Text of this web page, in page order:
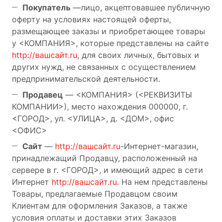
Покупатель —лицо, акцептовавшее публичную
оферту на условиях настоящей оферты,
размещающее заказы и приобретающее товары
у <КОМПАНИЯ>, которые представлены на сайте
http://вашсайт.ru, для своих личных, бытовых и
других нужд, не связанных с осуществлением
предпринимательской деятельности.
Продавец — <КОМПАНИЯ> (<РЕКВИЗИТЫ
КОМПАНИИ>), место нахождения 000000, г.
<ГОРОД>, ул. <УЛИЦА>, д. <ДОМ>, офис
<ОФИС>
Сайт — http://вашсайт.ru-Интернет-магазин,
принадлежащий Продавцу, расположенный на
сервере в г. <ГОРОД>, и имеющий адрес в сети
Интернет http://вашсайт.ru. На нем представлены
Товары, предлагаемые Продавцом своим
Клиентам для оформления Заказов, а также
условия оплаты и доставки этих Заказов